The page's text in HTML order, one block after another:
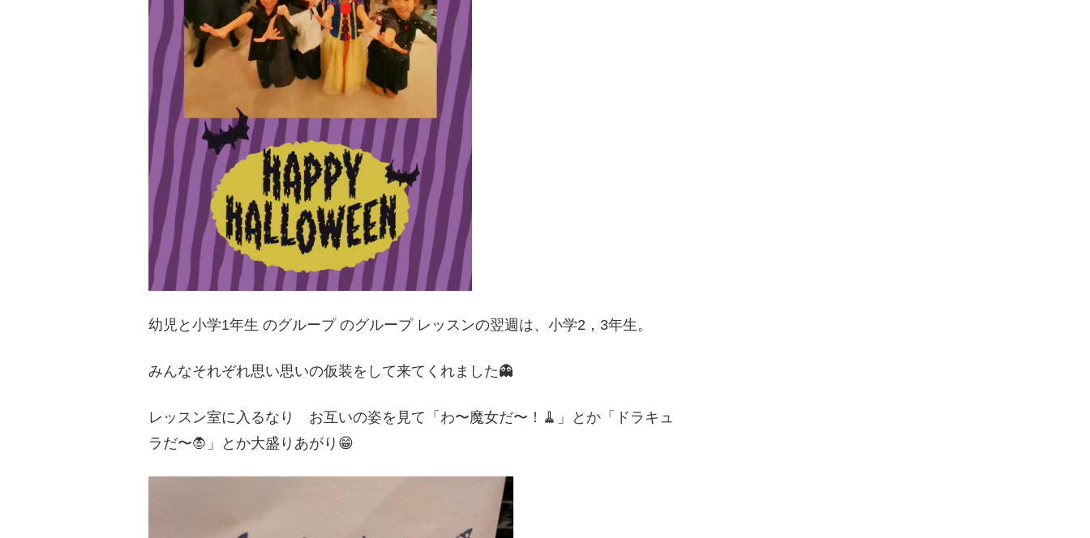
幼児と小学1年生 のグループ のグループ レッスンの翌週は、小学2，3年生。
みんなそれぞれ思い思いの仮装をして来てくれました👻
レッスン室に入るなり お互いの姿を見て「わ〜魔女だ〜！🧹」とか「ドラキュ
ラだ〜🧛」とか大盛りあがり😁